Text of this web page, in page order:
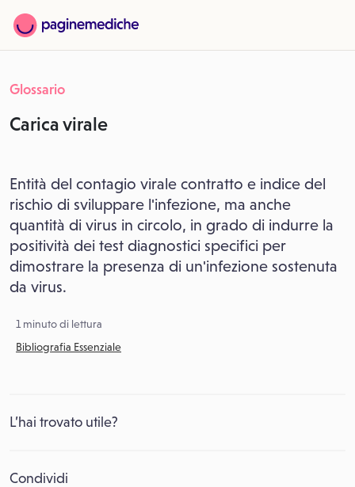
Glossario
Carica virale
Entità del contagio virale contratto e indice del
rischio di sviluppare l'infezione, ma anche
quantità di virus in circolo, in grado di indurre la
positività dei test diagnostici specifici per
dimostrare la presenza di un'infezione sostenuta
da virus.
1 minuto di lettura
Bibliografia Essenziale
L’hai trovato utile?
Condividi